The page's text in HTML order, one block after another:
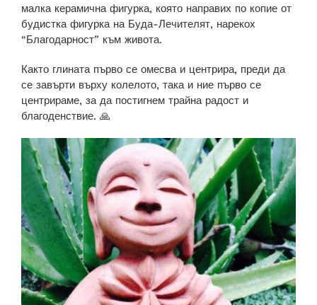
малка керамична фигурка, която направих по копие от
будистка фигурка на Буда-Лечителят, нарекох
“Благодарност” към живота.
Както глината първо се омесва и центрира, преди да
се завърти върху колелото, така и ние първо се
центрираме, за да постигнем трайна радост и
благоденствие. 🙏